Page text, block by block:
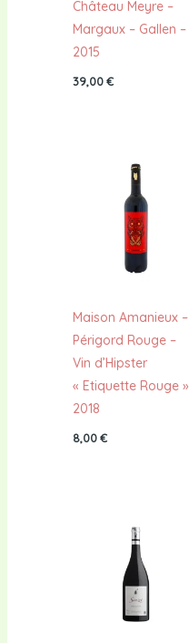
Château Meyre –
Margaux – Gallen –
2015
39,00€
Maison Amanieux –
Périgord Rouge –
Vin d’Hipster
« Etiquette Rouge »
2018
8,00€